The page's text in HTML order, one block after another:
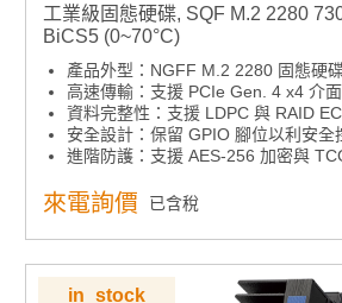
工業級固態硬碟, SQF M.2 2280
BiCS5 (0~70°C)
產品外型：NGFF M.2 2280 固態硬碟
高速傳輸：支援 PCIe Gen. 4 x4 介
資料完整性：支援 LDPC 與 RAID
安全設計：保留 GPIO 腳位以利安全
進階防護：支援 AES-256 加密與
來電詢價 已含稅
in_stock